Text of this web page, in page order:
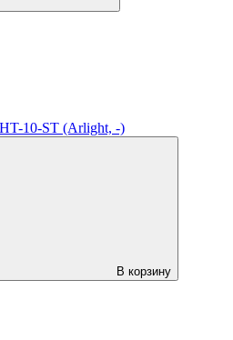
10-ST (Arlight, -)
В корзину